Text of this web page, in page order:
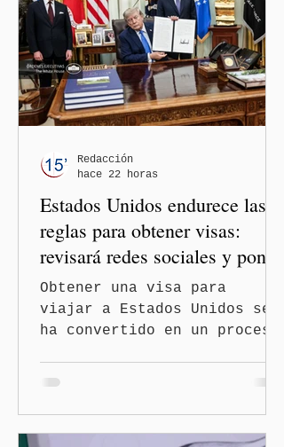
México y Perú. “Es
importante que más allá de
la orientación política de
los gobiernos —porque hay
orientaciones políticas de
los gobiernos, llegan por
— es importante que México
tenga relaciones
diplomáticas con el mu
Estados Unidos endurece las
reglas para obtener visas:
revisará redes sociales y pone
freno al Turismo de
Nacimiento
Obtener una visa para
viajar a Estados Unidos se
ha convertido en un proceso
Estado amplió la revisión
de la presencia digital de
Redacción
hace 22 horas